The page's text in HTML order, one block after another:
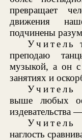
превращает
движения
подчинены
Учитель
преподаю
музыкой, а он с
занятиях и
Учитель
выше любых
издевательства
Учитель
наглость